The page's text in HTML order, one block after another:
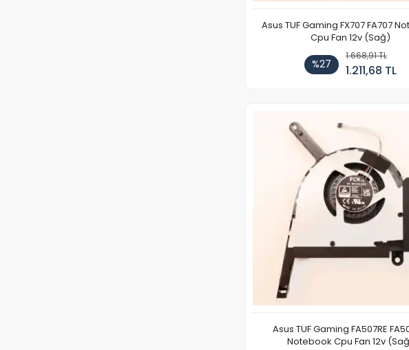
Asus TUF Gaming FX707 FA707
Cpu Fan 12v (Sağ)
%27
1.668,91 TL
1.211,68 TL
Asus TUF Gaming FA507RE
Notebook Cpu Fan 12v